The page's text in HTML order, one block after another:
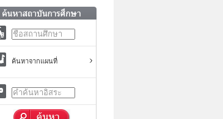
ค้นหาจากแผนที่